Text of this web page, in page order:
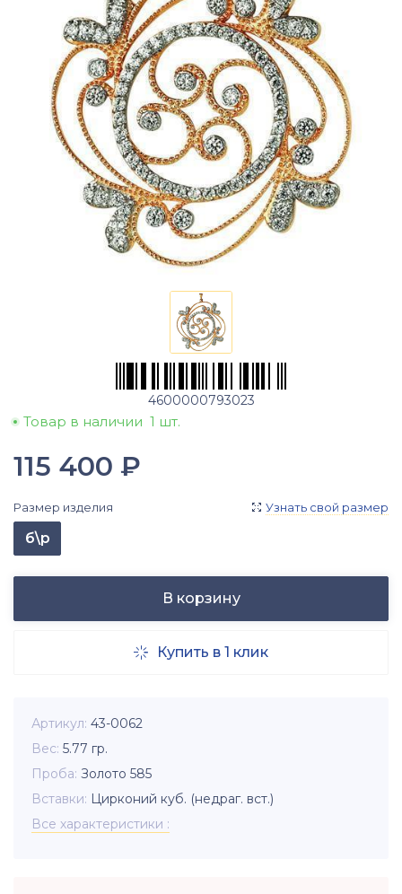
4600000793023
Товар в наличии 1 шт.
115 400 ₽
Размер изделия  Узнать свой размер
б\р
В корзину
 Купить в 1 клик
Артикул 43-0062
Вес 5.77 гр.
Проба Золото 585
Вставки Цирконий куб. (недраг. вст.)
Все характеристики